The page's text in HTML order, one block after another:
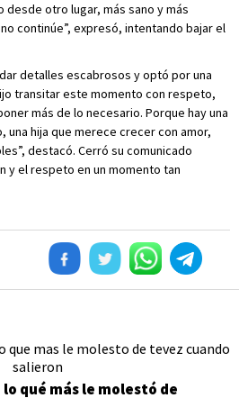
otro lugar, más sano y más
continúe”, expresó, intentando bajar el
detalles escabrosos y optó por una
transitar este momento con respeto,
más de lo necesario. Porque hay una
hija que merece crecer con amor,
destacó. Cerró su comunicado
y el respeto en un momento tan
qué más le molestó de